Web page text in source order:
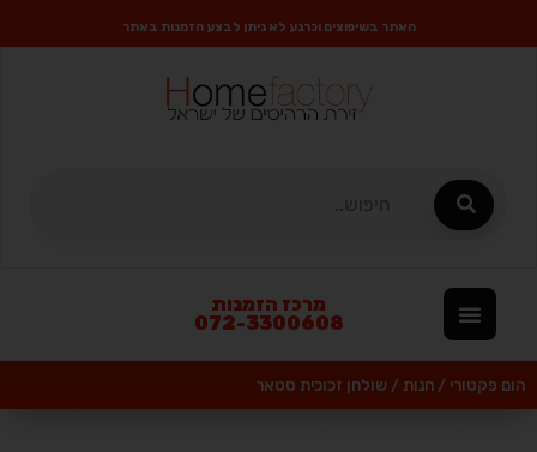
האתר בשיפוצים וכרגע לא ניתן לבצע הזמנות באתר
מרכז הזמנות
072-3300608
הום פקטורי / חנות / שולחן זכוכית סטאר